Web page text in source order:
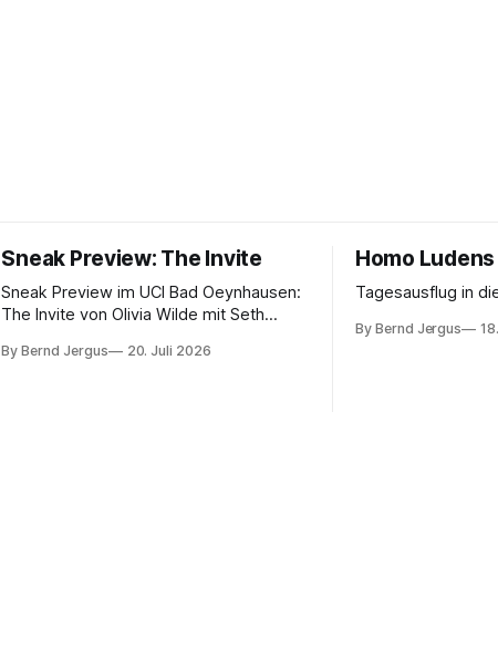
Sneak Preview: The Invite
Sneak Preview im UCI Bad Oeynhausen:
The Invite von Olivia Wilde mit Seth
Norton. Kammerspiel, Sex-Comedy, 8,5
By Bernd Jergus 20. Juli 2026
Homo
Tagesausflug in
By Bernd Jergus